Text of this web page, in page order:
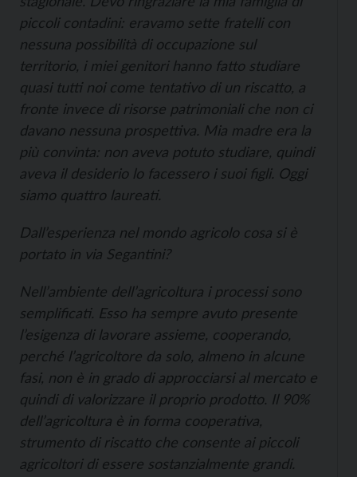
piccoli contadini: eravamo sette fratelli con
nessuna possibilità di occupazione sul
territorio, i miei genitori hanno fatto studiare
quasi tutti noi come tentativo di un riscatto, a
fronte invece di risorse patrimoniali che non ci
davano nessuna prospettiva. Mia madre era la
più convinta: non aveva potuto studiare, quindi
aveva il desiderio lo facessero i suoi figli. Oggi
siamo quattro laureati.
Dall’esperienza nel mondo agricolo cosa si è
portato in via Segantini?
Nell’ambiente dell’agricoltura i processi sono
semplificati. Esso ha sempre avuto presente
l’esigenza di lavorare assieme, cooperando,
perché l’agricoltore da solo, almeno in alcune
fasi, non è in grado di approcciarsi al mercato e
quindi di valorizzare il proprio prodotto. Il 90%
dell’agricoltura è in forma cooperativa,
strumento di riscatto che consente ai piccoli
agricoltori di essere sostanzialmente grandi.